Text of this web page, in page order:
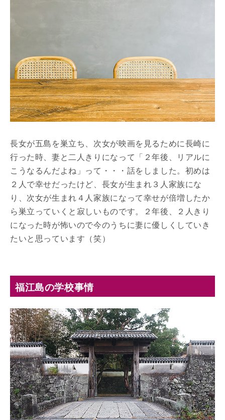
長女が五島を巣立ち、次女が映画を見るために長崎に
行った時、妻と二人きりになって「２年後、リアルに
こうなるんだよね」って・・・話をしました。初めは
２人で幸せだったけど、長女が生まれ３人家族にな
り、次女が生まれ４人家族になって幸せが倍増したか
ら巣立っていくと寂しいものです。２年後、２人きり
になった時が怖いので今のうちに妻に優しくしていき
たいと思っています（笑）
福江島の学校事情